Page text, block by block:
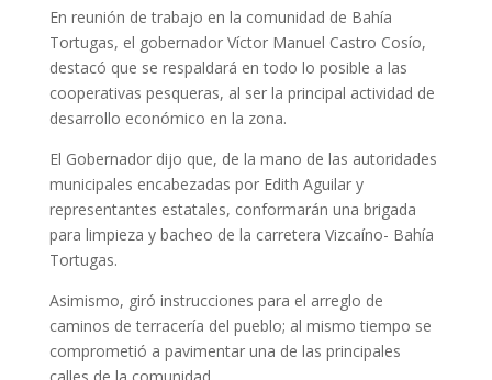
En reunión de trabajo en la comunidad de Bahía
Tortugas, el gobernador Víctor Manuel Castro Cosío,
destacó que se respaldará en todo lo posible a las
cooperativas pesqueras, al ser la principal actividad de
desarrollo económico en la zona.
El Gobernador dijo que, de la mano de las autoridades
municipales encabezadas por Edith Aguilar y
representantes estatales, conformarán una brigada
para limpieza y bacheo de la carretera Vizcaíno- Bahía
Tortugas.
Asimismo, giró instrucciones para el arreglo de
caminos de terracería del pueblo; al mismo tiempo se
comprometió a pavimentar una de las principales